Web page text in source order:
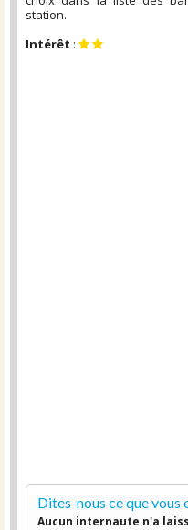
station.
Intérêt :
Dites-nous ce que vous
Aucun internaute n'a